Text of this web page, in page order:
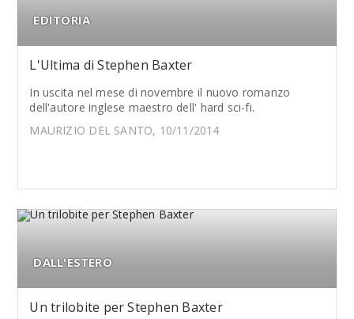
EDITORIA
L'Ultima di Stephen Baxter
In uscita nel mese di novembre il nuovo romanzo
dell'autore inglese maestro dell' hard sci-fi.
MAURIZIO DEL SANTO, 10/11/2014
DALL'ESTERO
Un trilobite per Stephen Baxter